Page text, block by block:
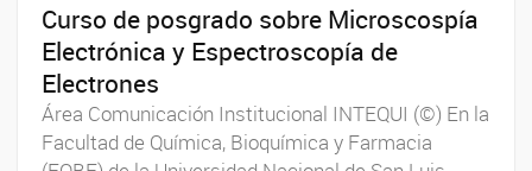
Curso de posgrado sobre Microscospía
Electrónica y Espectroscopía de
Electrones
Área Comunicación Institucional INTEQUI (©) En la
Facultad de Química, Bioquímica y Farmacia